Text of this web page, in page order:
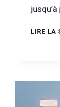
LIRE LA